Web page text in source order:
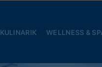
KULINARIK WELLNESS &